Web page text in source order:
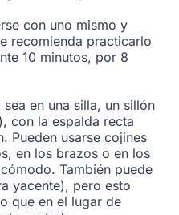
con uno mismo y
recomienda practicarlo
10 minutos, por 8
en una silla, un sillón
con la espalda recta
Pueden usarse cojines
en los brazos o en los
También puede
yacente), pero esto
que en el lugar de